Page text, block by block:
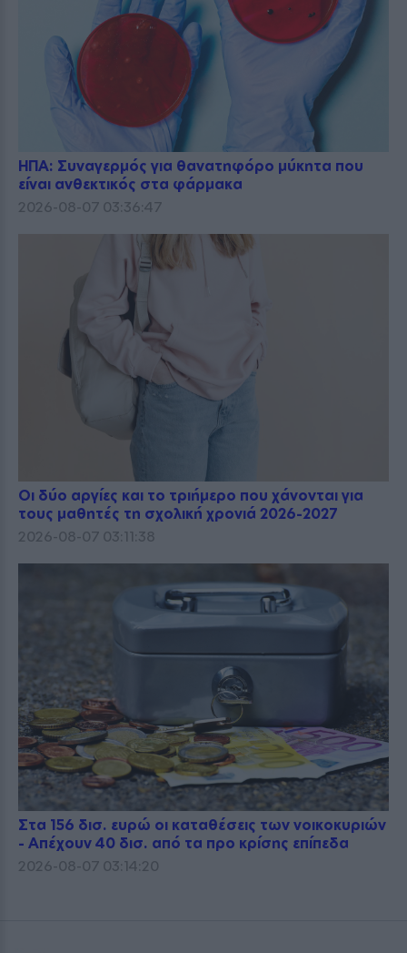
ΗΠΑ: Συναγερμός για θανατηφόρο μύκητα που
είναι ανθεκτικός στα φάρμακα
2026-08-07 03:36:47
Οι δύο αργίες και το τριήμερο που χάνονται για
τους μαθητές τη σχολική χρονιά 2026-2027
2026-08-07 03:11:38
Στα 156 δισ. ευρώ οι καταθέσεις των νοικοκυριών
- Απέχουν 40 δισ. από τα προ κρίσης επίπεδα
2026-08-07 03:14:20